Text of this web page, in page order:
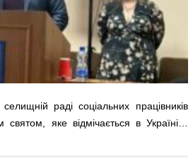
раді соціальних працівників
святом, яке відмічається в Україні…